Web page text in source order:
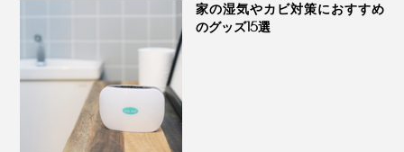
家の湿気やカビ対策におすすめ
のグッズ15選